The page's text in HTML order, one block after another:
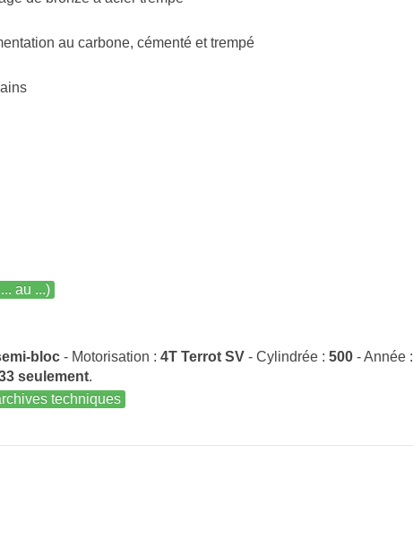
au carbone, cémenté et trempé
au ...)
bloc - Motorisation : 4T Terrot SV - Cylindrée : 500 - Année :
seulement.
techniques